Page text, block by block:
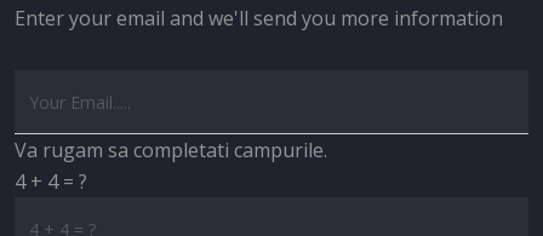
Enter your email and we'll send you more information
Va rugam sa completati campurile.
4 + 4 = ?